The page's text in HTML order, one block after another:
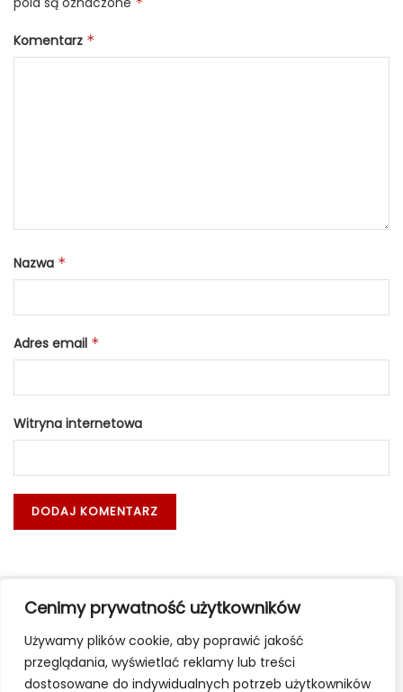
Cenimy prywatność użytkowników
Używamy plików cookie, aby poprawić jakość
przeglądania, wyświetlać reklamy lub treści
dostosowane do indywidualnych potrzeb użytkowników
Komentarz *
Nazwa *
Adres email *
Witryna internetowa